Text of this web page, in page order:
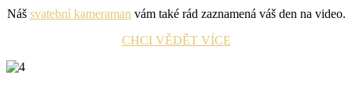
Náš svatební kameraman vám také rád zaznamená váš den na video.
CHCI VĚDĚT VÍCE